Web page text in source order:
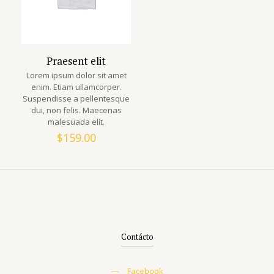
Praesent elit
Lorem ipsum dolor sit amet
enim. Etiam ullamcorper.
Suspendisse a pellentesque
dui, non felis. Maecenas
malesuada elit.
$159.00
Contácto
— Facebook